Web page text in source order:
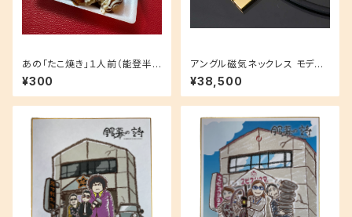
あの「たこ焼き」１人前（能登半
島炊き出し）
¥300
アングル磁気ネックレス モデル
01ゴールドモデル
¥38,500